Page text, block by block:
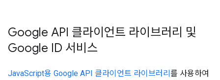
Google API 클라이언트 라이브러리 및
Google ID 서비스
JavaScript용 Google API 클라이언트 라이브러리 를 사용하여